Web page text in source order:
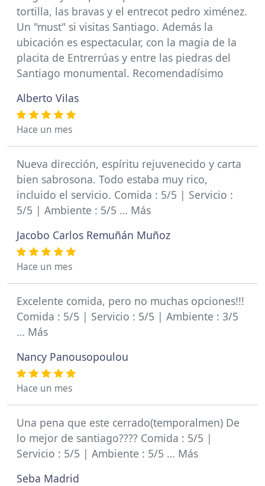
tortilla, las bravas y el entrecot pedro ximénez.
Un "must" si visitas Santiago. Además la
ubicación es espectacular, con la magia de la
placita de Entrerrúas y entre las piedras del
Santiago monumental. Recomendadísimo
Alberto Vilas
Hace un mes
Nueva dirección, espíritu rejuvenecido y carta
bien sabrosona. Todo estaba muy rico,
incluido el servicio. Comida : 5/5 | Servicio :
5/5 | Ambiente : 5/5 … Más
Jacobo Carlos Remuñán Muñoz
Hace un mes
Excelente comida, pero no muchas opciones!!!
Comida : 5/5 | Servicio : 5/5 | Ambiente : 3/5
… Más
Nancy Panousopoulou
Hace un mes
Una pena que este cerrado(temporalmen) De
lo mejor de santiago???? Comida : 5/5 |
Servicio : 5/5 | Ambiente : 5/5 … Más
Seba Madrid